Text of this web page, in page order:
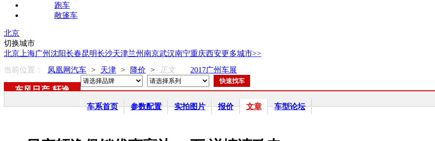
跑车
敞篷车
北京
切换城市
北京 上海广州沈阳长春昆明长沙天津兰州南京武汉南宁重庆西安更多城市>>
当前位置：
凤凰网汽车 > 天津 > 降价 > 正文 2017广州车展
东风日产-轩逸
车系首页 参数配置 实拍图片 报价 文章 车型论坛